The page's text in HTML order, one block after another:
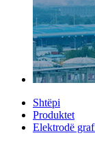
Shtëpi
Produktet
Elektrodë